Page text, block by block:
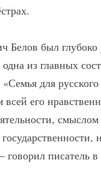
Белов был глубоко
из главных
для
всей его
говорил писатель